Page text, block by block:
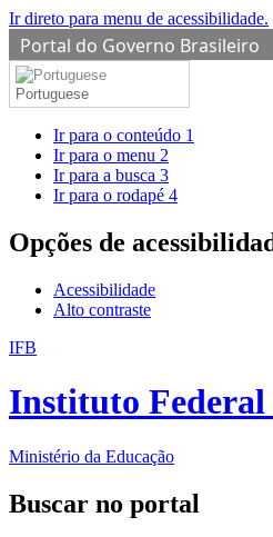
Ir direto para menu de acessibilidade.
Portal do Governo Brasileiro
Portuguese
Ir para o conteúdo 1
Ir para o menu 2
Ir para a busca 3
Ir para o rodapé 4
Opções de
Acessibilidade
Alto contraste
IFB
Instituto
Ministério da Educação
Buscar no portal